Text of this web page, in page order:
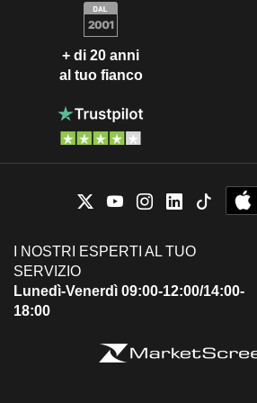
+ di 20 anni
al tuo fianco
I NOSTRI ESPERTI AL TUO
SERVIZIO
Lunedì-Venerdì 09:00-12:00/14:00-
18:00